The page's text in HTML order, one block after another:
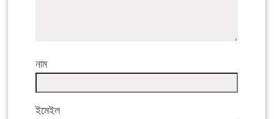
নাম
ইমেইল